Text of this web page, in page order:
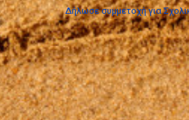
Δήλωσε συμμετοχή για